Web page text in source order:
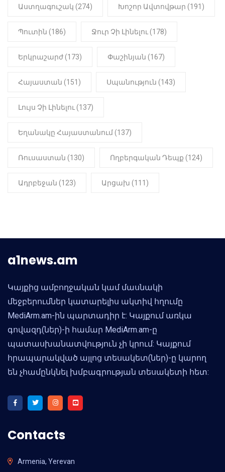
Աստղագուշակ (274) Խոշոր Ավտովթար (191)
Պուտին (186) Ջուր Չի Լինելու (178)
Երկրաշարժ (173) Փաշինյան (167)
Հայաստան (151) Սպանություն (143)
Լույս Չի Լինելու (137)
Եղանակը Հայաստանում (137)
Ռուսաստան (130) Ողբերգական Դեպք (124)
Ադրբեջան (123) Արցախ (111)
a1news.am
Կայքից ամբողջական կամ մասնակի
մեջբերումներ կատարելիս ակտիվ հղումը
MediArm.am-ին պարտադիր է: Կայքում առկա
գովազդ(ներ)-ի համար MediArm.am-ը
պատասխանատվություն չի կրում: Կայքում
հրապարակված այլոց տեսակետ(ներ)-ը կարող
են չհամընկնել խմբագրության տեսակետի հետ:
Contacts
Armenia, Yerevan